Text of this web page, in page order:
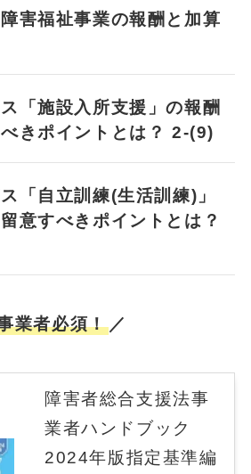
害福祉事業の報酬と加算
「施設入所支援」の報酬
きポイントとは？ 2-(9)
「自立訓練(生活訓練)」
意すべきポイントとは？
業者必須！／
障害者総合支援法事
業者ハンドブック
2024年版指定基準編